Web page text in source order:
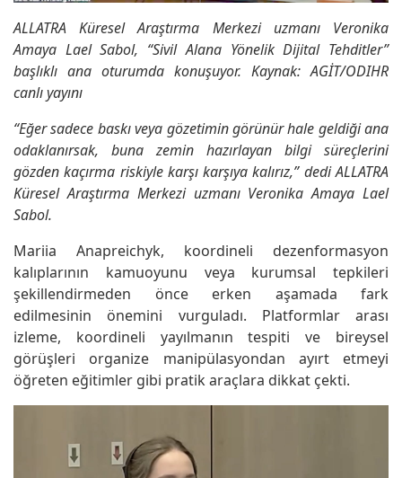
ALLATRA Küresel Araştırma Merkezi uzmanı Veronika
Amaya Lael Sabol, “Sivil Alana Yönelik Dijital Tehditler”
başlıklı ana oturumda konuşuyor. Kaynak: AGİT/ODIHR
canlı yayını
“Eğer sadece baskı veya gözetimin görünür hale geldiği ana
odaklanırsak, buna zemin hazırlayan bilgi süreçlerini
gözden kaçırma riskiyle karşı karşıya kalırız,” dedi ALLATRA
Küresel Araştırma Merkezi uzmanı Veronika Amaya Lael
Sabol.
Mariia Anapreichyk, koordineli dezenformasyon
kalıplarının kamuoyunu veya kurumsal tepkileri
şekillendirmeden önce erken aşamada fark
edilmesinin önemini vurguladı. Platformlar arası
izleme, koordineli yayılmanın tespiti ve bireysel
görüşleri organize manipülasyondan ayırt etmeyi
öğreten eğitimler gibi pratik araçlara dikkat çekti.